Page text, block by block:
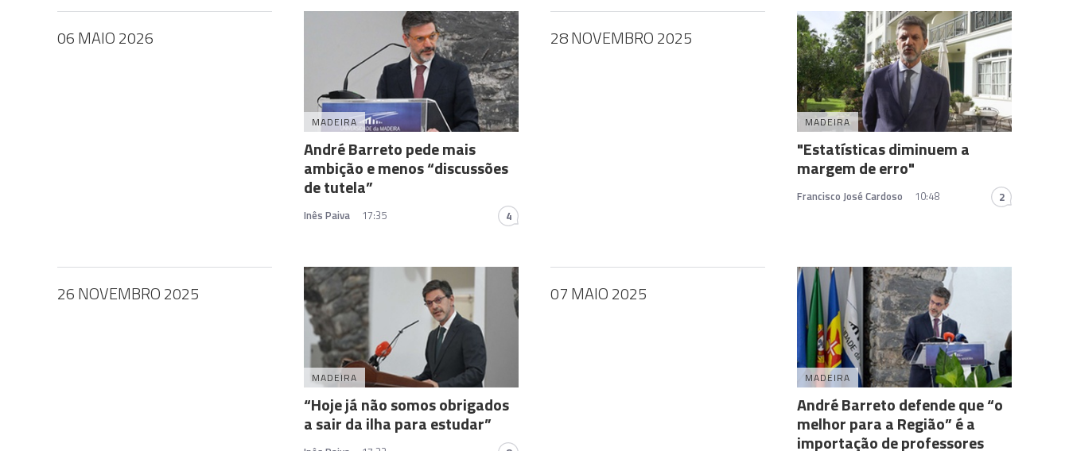
06 MAIO 2026
MADEIRA
André Barreto pede mais
ambição e menos “discussões
de tutela”
Inês Paiva 17:35 4
28 NOVEMBRO 2025
MADEIRA
"Estatísticas diminuem a
margem de erro"
Francisco José Cardoso 10:48 2
26 NOVEMBRO 2025
MADEIRA
“Hoje já não somos obrigados
a sair da ilha para estudar”
07 MAIO 2025
MADEIRA
André Barreto defende que “o
melhor para a Região” é a
importação de professores